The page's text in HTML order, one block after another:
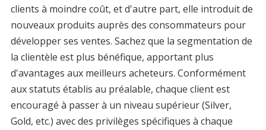
clients à moindre coût, et d'autre part, elle introduit de
nouveaux produits auprès des consommateurs pour
développer ses ventes. Sachez que la segmentation de
la clientèle est plus bénéfique, apportant plus
d'avantages aux meilleurs acheteurs. Conformément
aux statuts établis au préalable, chaque client est
encouragé à passer à un niveau supérieur (Silver,
Gold, etc.) avec des privilèges spécifiques à chaque